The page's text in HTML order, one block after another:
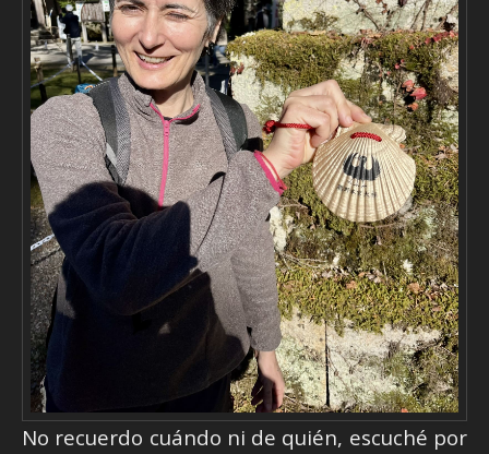
No recuerdo cuándo ni de quién, escuché por